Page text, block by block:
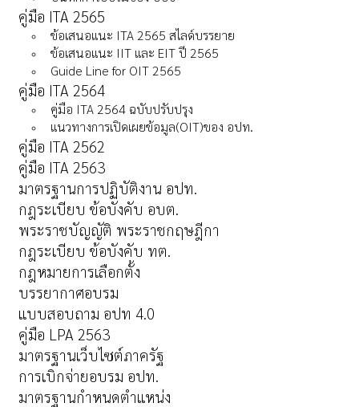
คู่มือ ITA 2565
ข้อเสนอแนะ ITA 2565 สไลด์บรรยาย
ข้อเสนอแนะ IIT และ EIT ปี 2565
Guide Line for OIT 2565
คู่มือ ITA 2564
คู่มือ ITA 2564 ฉบับปรับปรุง
แนวทางการเปิดเผยข้อมูล(OIT)ของ อปท.
คู่มือ ITA 2562
คู่มือ ITA 2563
มาตรฐานการปฏิบัติงาน อปท.
กฎระเบียบ ข้อบังคับ อบต.
พระราชบัญญัติ พระราชกฤษฎีกา
กฎระเบียบ ข้อบังคับ ทต.
กฎหมายการเลือกตั้ง
บรรยากาศอบรม
แบบสอบถาม อปท 4.0
คู่มือ LPA 2563
มาตรฐานเว็บไซต์ภาครัฐ
การเบิกจ่ายอบรม อปท.
มาตรฐานกำหนดตำแหน่ง